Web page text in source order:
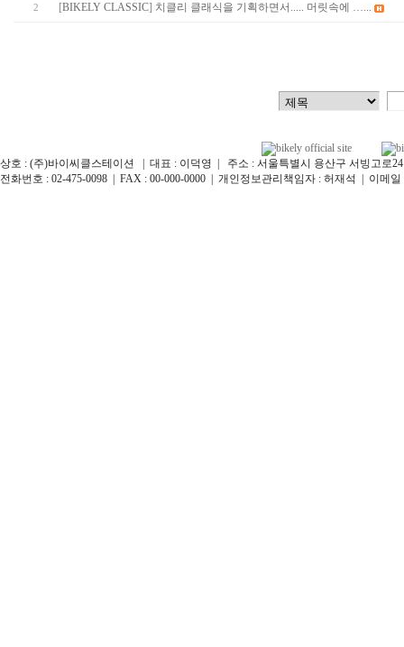
2 [BIKELY CLASSIC] 치클리 클래식을 기획하면서..... 머릿속에 …...
상호 : (주)바이씨클스테이션 | 대표 : 이덕영 | 주소 : 서울특별시 용산구 서빙고로
전화번호 : 02-475-0098 | FAX : 00-000-0000 | 개인정보관리책임자 : 허재석 | 이메일 :